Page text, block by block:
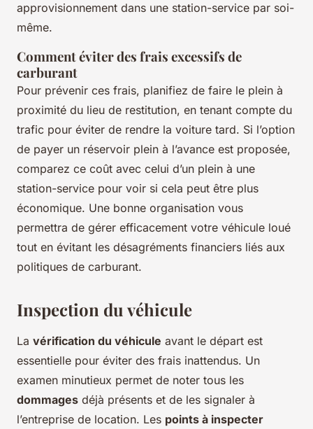
approvisionnement dans une station-service par soi-
même.
Comment éviter des frais excessifs de
carburant
Pour prévenir ces frais, planifiez de faire le plein à
proximité du lieu de restitution, en tenant compte du
trafic pour éviter de rendre la voiture tard. Si l’option
de payer un réservoir plein à l’avance est proposée,
comparez ce coût avec celui d’un plein à une
station-service pour voir si cela peut être plus
économique. Une bonne organisation vous
permettra de gérer efficacement votre véhicule loué
tout en évitant les désagréments financiers liés aux
politiques de carburant.
Inspection du véhicule
La vérification du véhicule avant le départ est
essentielle pour éviter des frais inattendus. Un
examen minutieux permet de noter tous les
dommages déjà présents et de les signaler à
l’entreprise de location. Les points à inspecter